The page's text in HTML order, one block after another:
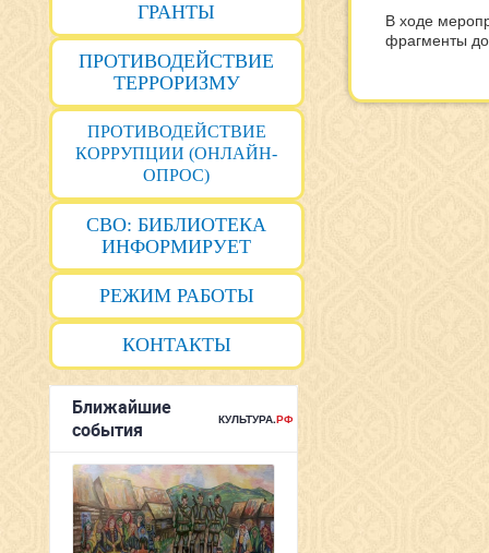
ГРАНТЫ
ПРОТИВОДЕЙСТВИЕ
ТЕРРОРИЗМУ
ПРОТИВОДЕЙСТВИЕ
КОРРУПЦИИ (ОНЛАЙН-
ОПРОС)
СВО: БИБЛИОТЕКА
ИНФОРМИРУЕТ
РЕЖИМ РАБОТЫ
КОНТАКТЫ
В ходе
фрагменты